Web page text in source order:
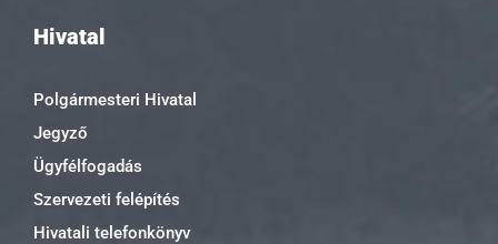
Hivatal
Polgármesteri Hivatal
Jegyző
Ügyfélfogadás
Szervezeti felépítés
Hivatali telefonkönyv